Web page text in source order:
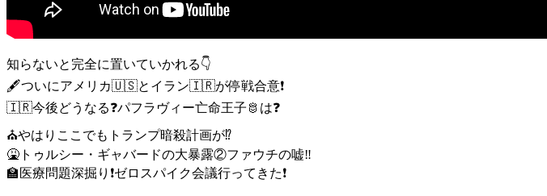
知らないと完全に置いていかれる👇
🖋️ついにアメリカ🇺🇸とイラン🇮🇷が停戦合意❗️
🇮🇷今後どうなる❓パフラヴィー亡命王子🫅は❓
⛪️やはりここでもトランプ暗殺計画が⁉️
🤮トゥルシー・ギャバードの大暴露②ファウチの嘘‼️
🏫医療問題深掘り❗️ゼロスパイク会議行ってきた❗️